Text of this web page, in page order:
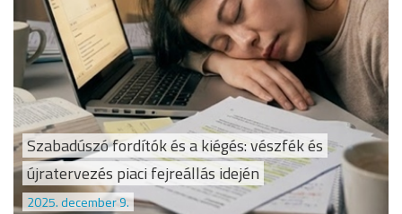
Szabadúszó fordítók és a kiégés: vészfék és
újratervezés piaci fejreállás idején
2025. december 9.